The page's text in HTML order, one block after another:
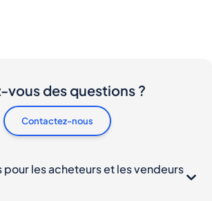
vous des questions ?
Contactez-nous
les acheteurs et les vendeurs